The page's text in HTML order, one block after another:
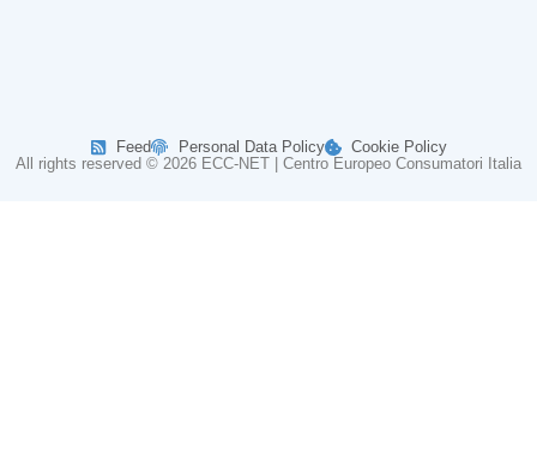
All rights reserved © 2026 ECC-NET | Centro Europeo Consumatori Italia
Feed Personal Data Policy Cookie Policy